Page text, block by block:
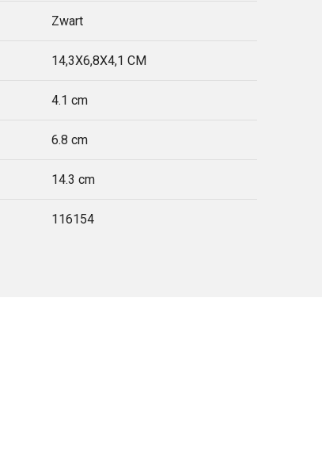
Zwart
14,3X6,8X4,1 CM
4.1 cm
6.8 cm
14.3 cm
116154